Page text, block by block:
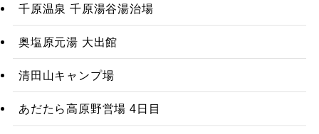
千原温泉 千原湯谷湯治場
奥塩原元湯 大出館
清田山キャンプ場
あだたら高原野営場 4日目